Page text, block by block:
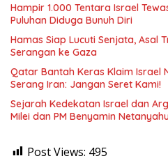
Hampir 1.000 Tentara Israel
Puluhan Diduga Bunuh Diri
Hamas Siap Lucuti Senjata, Asal
Serangan ke Gaza
Qatar Bantah Keras Klaim Israel
Serang Iran: Jangan Seret Kami!
Sejarah Kedekatan Israel dan
Milei dan PM Benyamin
Post Views: 495